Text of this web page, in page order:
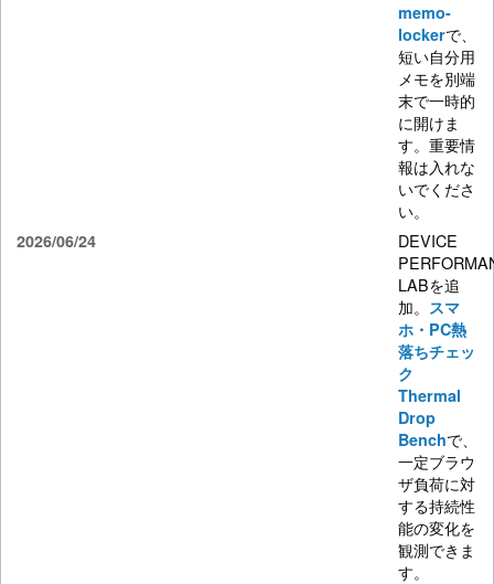
memo-
lockerで、
短い自分用
メモを別端
末で一時的
に開けま
す。重要情
報は入れな
いでくださ
い。
2026/06/24
DEVICE
LABを追
加。 スマ
ホ・PC熱
落ちチェッ
ク
Thermal
Drop
Benchで、
一定ブラウ
ザ負荷に対
する持続性
能の変化を
観測できま
す。